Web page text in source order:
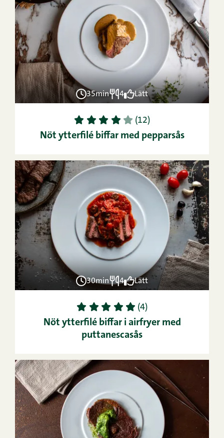
35min 4 Lätt
1 2 3 4 5 (12)
Nöt ytterfilé biffar med pepparsås
30min 4 Lätt
1 2 3 4 5 (4)
Nöt ytterfilé biffar i airfryer med
puttanescasås